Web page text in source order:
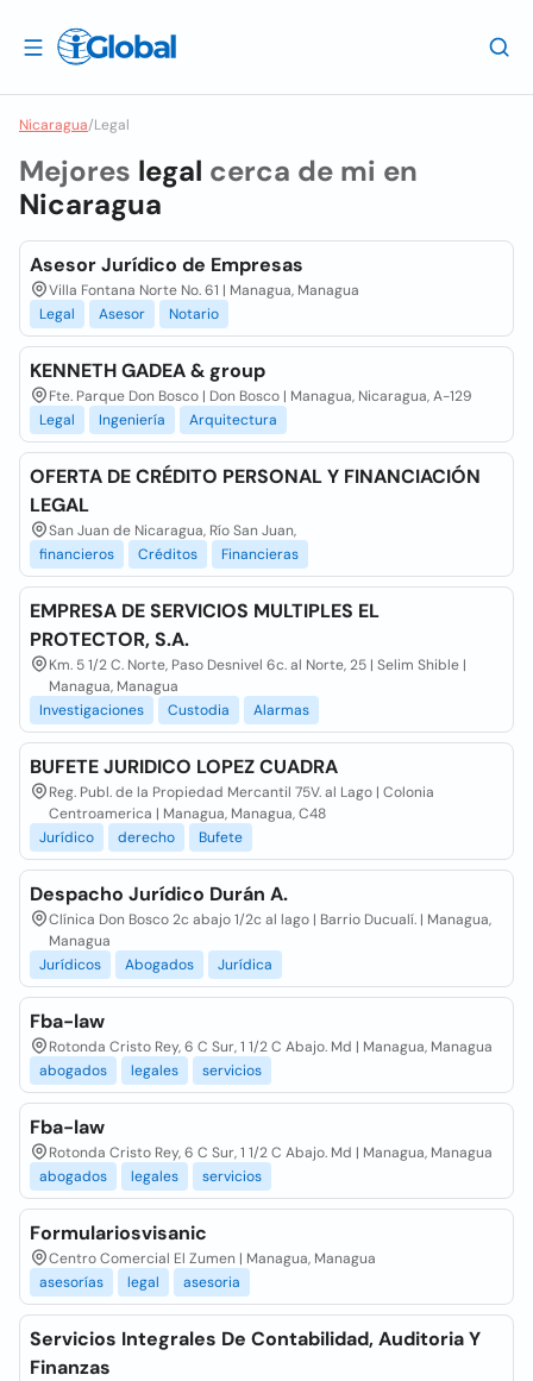
Nicaragua/Legal
Mejores legal cerca de mi en
Nicaragua
Asesor Jurídico de Empresas
Villa Fontana Norte No. 61 | Managua, Managua
Legal
Asesor Notario
KENNETH GADEA & group
Fte. Parque Don Bosco | Don Bosco | Managua, Nicaragua, A-129
Legal
Ingeniería Arquitectura
OFERTA DE CRÉDITO PERSONAL Y FINANCIACIÓN
LEGAL
San Juan de Nicaragua, Río San Juan,
financieros
Créditos Financieras
EMPRESA DE SERVICIOS MULTIPLES EL
PROTECTOR, S.A.
Km. 5 1/2 C. Norte, Paso Desnivel 6c. al Norte, 25 | Selim Shible |
Managua, Managua
Investigaciones
Custodia Alarmas
BUFETE JURIDICO LOPEZ CUADRA
Reg. Publ. de la Propiedad Mercantil 75V. al Lago | Colonia
Centroamerica | Managua, Managua, C48
Jurídico
derecho Bufete
Despacho Jurídico Durán A.
Clínica Don Bosco 2c abajo 1/2c al lago | Barrio Ducualí. | Managua,
Managua
Jurídicos
Abogados Jurídica
Fba-law
Rotonda Cristo Rey, 6 C Sur, 1 1/2 C Abajo. Md | Managua, Managua
abogados
legales servicios
Fba-law
Rotonda Cristo Rey, 6 C Sur, 1 1/2 C Abajo. Md | Managua, Managua
abogados
legales servicios
Formulariosvisanic
Centro Comercial El Zumen | Managua, Managua
asesorías
legal asesoria
Servicios Integrales De Contabilidad, Auditoria Y
Finanzas